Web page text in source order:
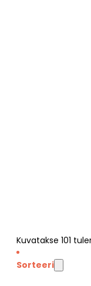
Kuvatakse 101
Sorteeri